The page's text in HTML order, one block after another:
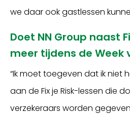
we daar ook gastlessen
Doet NN Group naast
meer tijdens de Week
“Ik moet toegeven dat ik niet
aan de Fix je Risk-lessen die
verzekeraars worden